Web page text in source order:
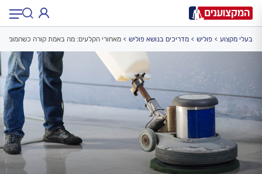
תחום
תחום:
עירעיר: תל אביב, חיפה…
בעלי מקצוע פוליש מדריכים בנושא פוליש מאחורי הקלעים: מה באמת קורה